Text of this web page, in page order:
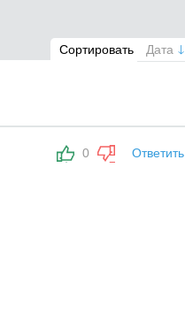
Сортировать Дата
0 Ответить